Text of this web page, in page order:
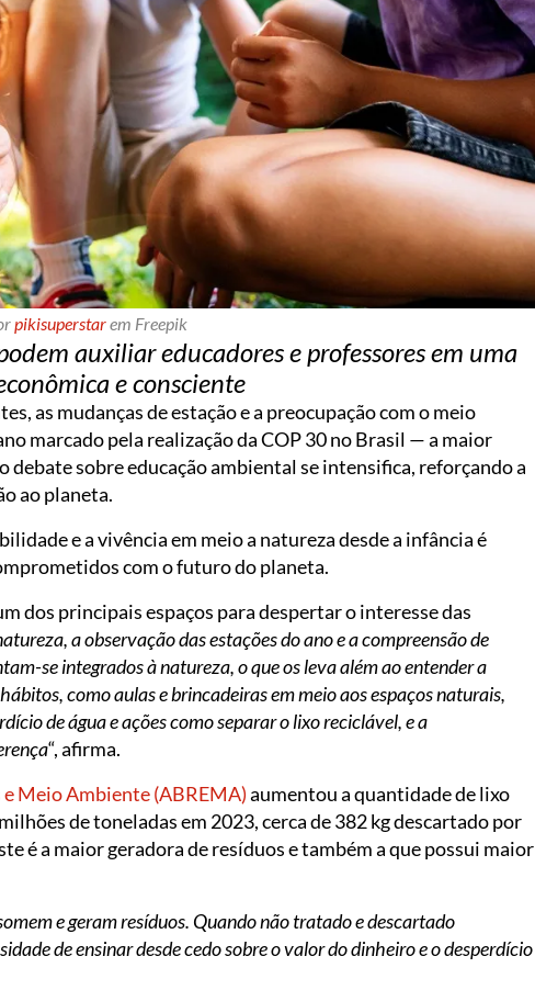
pikisuperstarem Freepik
auxiliar educadores e professores em uma
e consciente
as mudanças de estação e a preocupação com o meio
marcado pela realização da COP 30 no Brasil — a maior
sobre educação ambiental se intensifica, reforçando a
ao planeta.
e a vivência em meio a natureza desde a infância é
com o futuro do planeta.
dos principais espaços para despertar o interesse das
a observação das estações do ano e a compreensão de
se integrados à natureza, o que os leva além ao entender a
como aulas e brincadeiras em meio aos espaços naturais,
de água e ações como separar o lixo reciclável, e a
“, afirma.
Meio Ambiente (ABREMA)aumentou a quantidade de lixo
de toneladas em 2023, cerca de 382 kg descartado por
é a maior geradora de resíduos e também a que possui maior
e geram resíduos. Quando não tratado e descartado
de ensinar desde cedo sobre o valor do dinheiro e o desperdício